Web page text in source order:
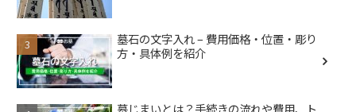
墓石の文字入れ – 費用価格・位置・彫り
方・具体例を紹介
墓じまいとは？手続きの流れや費用、ト